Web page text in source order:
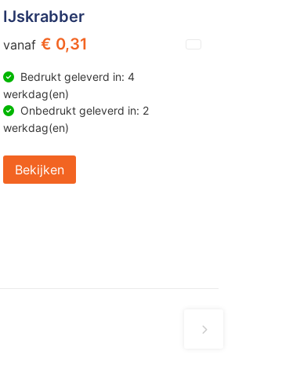
IJskrabber
vanaf € 0,31
Bedrukt geleverd in: 4
werkdag(en)
Onbedrukt geleverd in: 2
werkdag(en)
Bekijken